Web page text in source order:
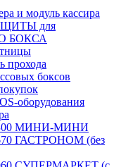
и модуль кассира
для
БОКСА
прохода
боксов
оборудования
МИНИ-МИНИ
ГАСТРОНОМ (без